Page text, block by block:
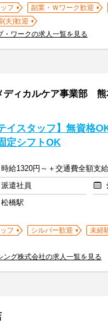
フ 副業・Ｗワーク歓迎
(夫)歓迎
・ワークの求人一覧を見る
ィカルケア事業部
イスタッフ】無資格
定シフトOK
時給1320円～＋交通費全額支給
派遣社員
松橋駅
フ シルバー歓迎 未経
ング株式会社の求人一覧を見る